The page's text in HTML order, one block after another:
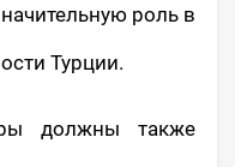
роль в
Турции.
должны также